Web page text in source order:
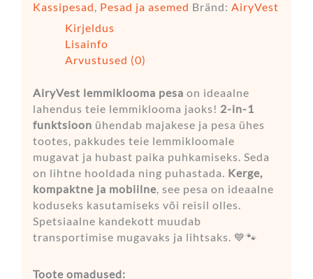
Kassipesad, Pesad ja asemed Bränd: AiryVest
Kirjeldus
Lisainfo
Arvustused (0)
AiryVest lemmiklooma pesa on ideaalne
lahendus teie lemmiklooma jaoks! 2-in-1
funktsioon ühendab majakese ja pesa ühes
tootes, pakkudes teie lemmikloomale
mugavat ja hubast paika puhkamiseks. Seda
on lihtne hooldada ning puhastada. Kerge,
kompaktne ja mobiilne, see pesa on ideaalne
koduseks kasutamiseks või reisil olles.
Spetsiaalne kandekott muudab
transportimise mugavaks ja lihtsaks. 💙🐾
Toote omadused: